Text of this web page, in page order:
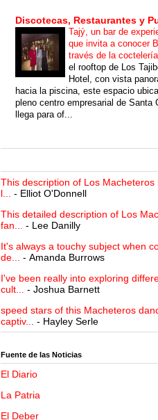
Discotecas, Restaurantes y
Tajý, un bar de
que invita a conocer
través de la
el rooftop de Los
Hotel, con vista
hacia la piscina, este espacio
pleno centro empresarial de Santa
llega para of...
This description of Los Macheteros
l...
- Elliot O'Donnell
This detailed description of Los
fan...
- Lee Danilly
It's always a touchy subject when
de...
- Amanda Burrows
I've been really into exploring
cult...
- Joshua Barnett
speed stars of this Macheteros
captiv...
- Hayley Serle
Fuente de las Noticias
El Diario
La Patria
El Deber